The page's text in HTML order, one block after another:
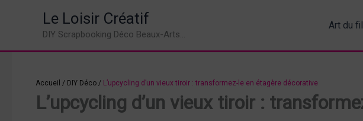
Le Loisir Créatif
DIY Scrapbooking Déco Beaux-Arts...
Art du fil
Accueil / DIY Déco / L’upcycling d’un vieux tiroir : transformez-le en étagère décorative
L’upcycling d’un vieux tiroir :